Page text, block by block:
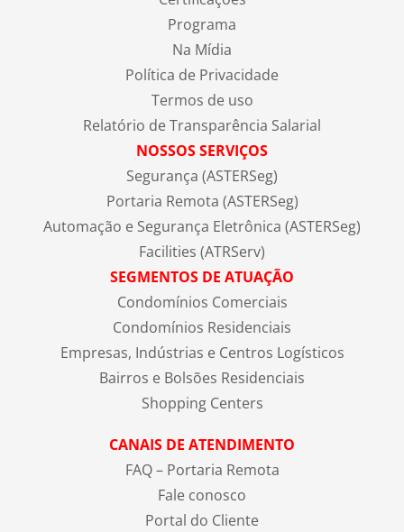
Programa
Na Mídia
Política de Privacidade
Termos de uso
Relatório de Transparência Salarial
NOSSOS SERVIÇOS
Segurança (ASTERSeg)
Portaria Remota (ASTERSeg)
Automação e Segurança Eletrônica (ASTERSeg)
Facilities (ATRServ)
SEGMENTOS DE ATUAÇÃO
Condomínios Comerciais
Condomínios Residenciais
Empresas, Indústrias e Centros Logísticos
Bairros e Bolsões Residenciais
Shopping Centers
CANAIS DE ATENDIMENTO
FAQ – Portaria Remota
Fale conosco
Portal do Cliente